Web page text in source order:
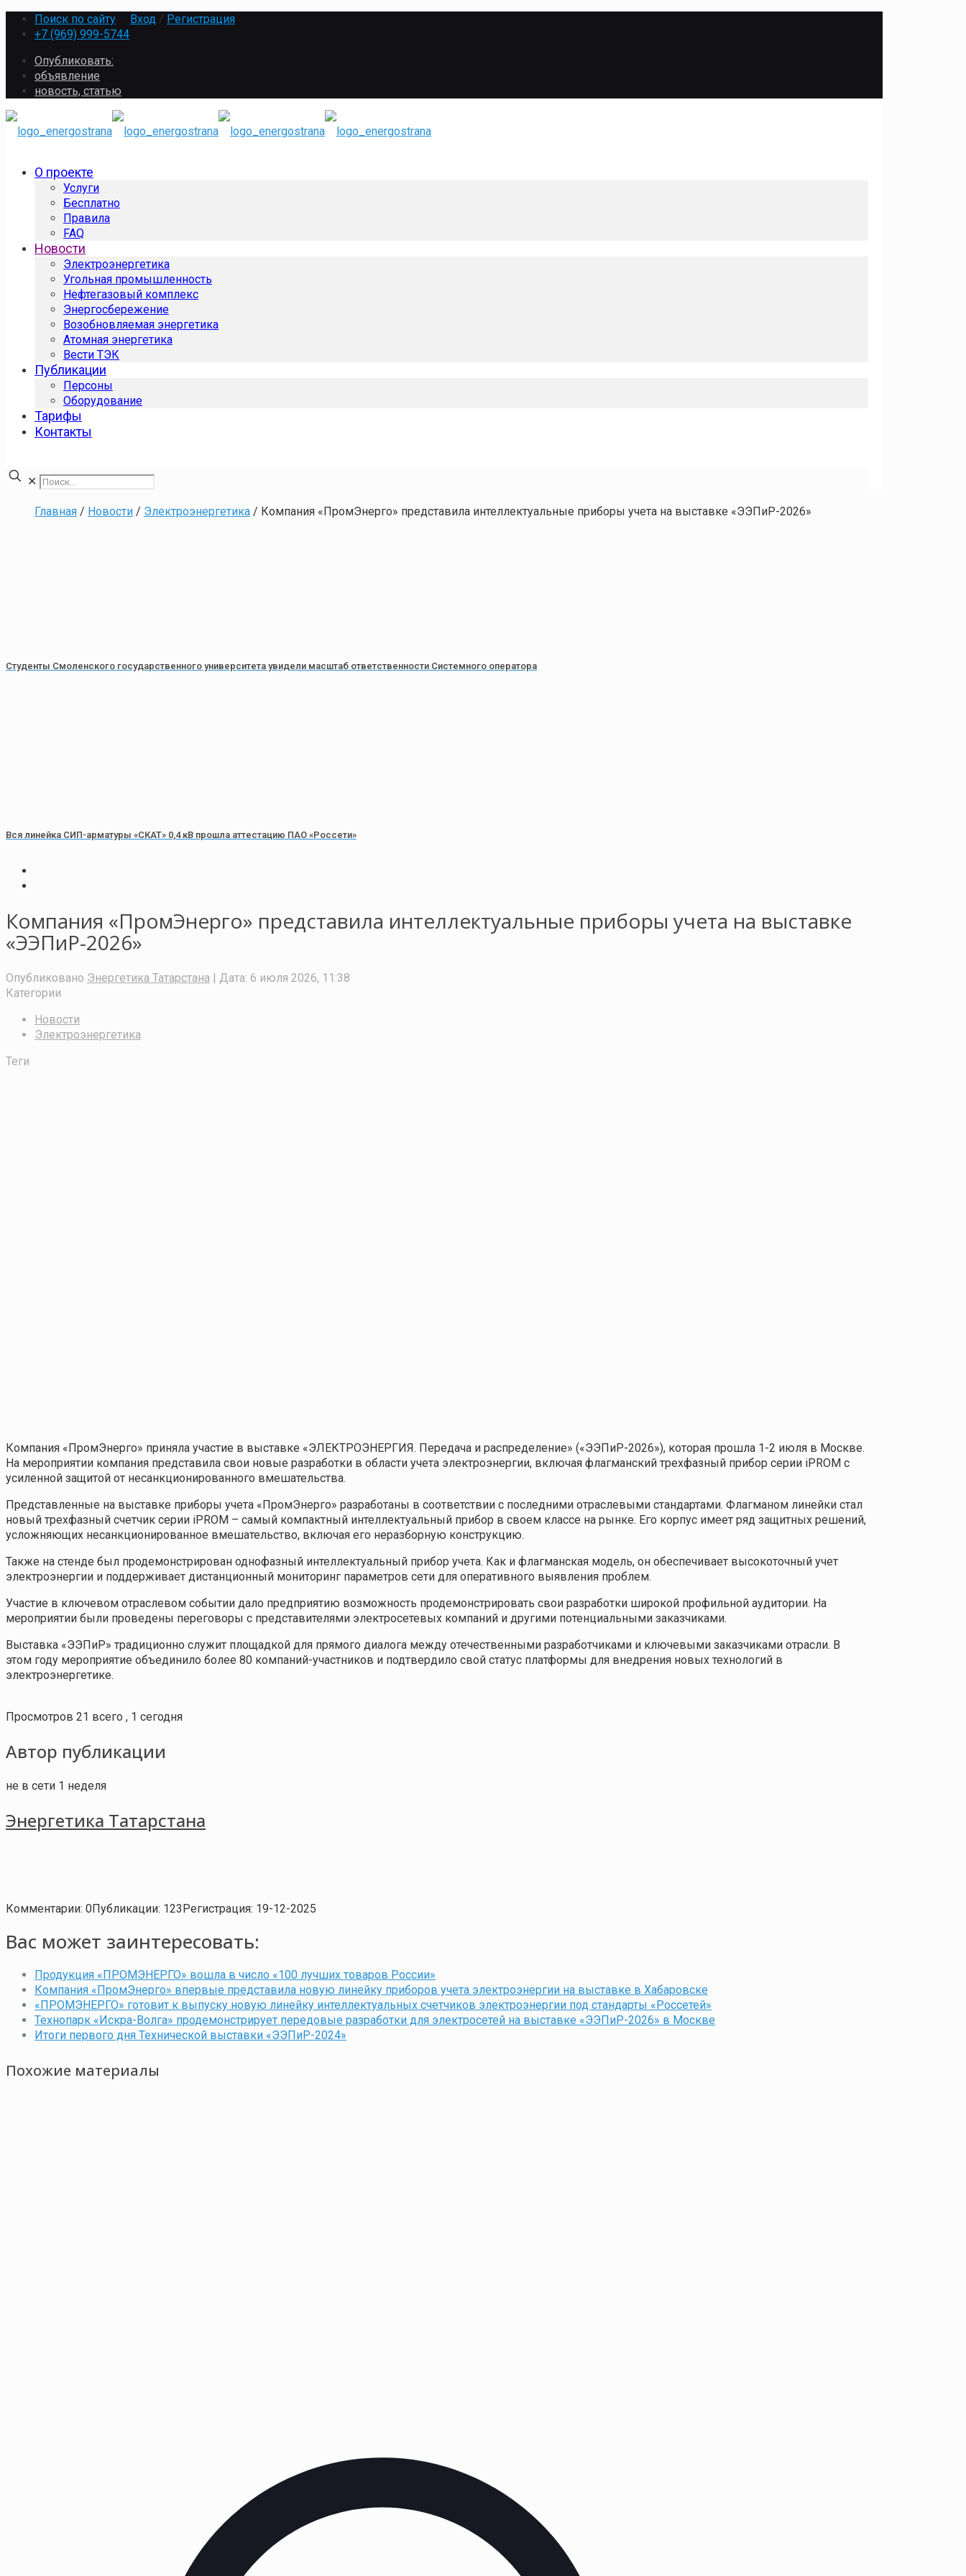
Поиск по сайту Вход / Регистрация
+7 (969) 999-5744
Опубликовать:
объявление
новость, статью
О проекте
Услуги
Бесплатно
Правила
FAQ
Новости
Электроэнергетика
Угольная промышленность
Нефтегазовый комплекс
Энергосбережение
Возобновляемая энергетика
Атомная энергетика
Вести ТЭК
Публикации
Персоны
Оборудование
Тарифы
Контакты
✕
Главная / Новости / Электроэнергетика / Компания «ПромЭнерго» представила интеллектуальные приборы учета на выставке «ЭЭПиР-2026»
Студенты Смоленского государственного университета увидели масштаб ответственности Системного оператора
Вся линейка СИП-арматуры «СКАТ» 0,4 кВ прошла аттестацию ПАО «Россети»
Компания «ПромЭнерго» представила интеллектуальные приборы учета на выставке
«ЭЭПиР-2026»
Опубликовано Энергетика Татарстана | Дата: 6 июля 2026, 11:38
Категории
Новости
Электроэнергетика
Теги
Компания «ПромЭнерго» приняла участие в выставке «ЭЛЕКТРОЭНЕРГИЯ. Передача и распределение» («ЭЭПиР-2026»), которая прошла 1-2 июля в Москве.
На мероприятии компания представила свои новые разработки в области учета электроэнергии, включая флагманский трехфазный прибор серии iPROM с
усиленной защитой от несанкционированного вмешательства.
Представленные на выставке приборы учета «ПромЭнерго» разработаны в соответствии с последними отраслевыми стандартами. Флагманом линейки стал
новый трехфазный счетчик серии iPROM – самый компактный интеллектуальный прибор в своем классе на рынке. Его корпус имеет ряд защитных решений,
усложняющих несанкционированное вмешательство, включая его неразборную конструкцию.
Также на стенде был продемонстрирован однофазный интеллектуальный прибор учета. Как и флагманская модель, он обеспечивает высокоточный учет
электроэнергии и поддерживает дистанционный мониторинг параметров сети для оперативного выявления проблем.
Участие в ключевом отраслевом событии дало предприятию возможность продемонстрировать свои разработки широкой профильной аудитории. На
мероприятии были проведены переговоры с представителями электросетевых компаний и другими потенциальными заказчиками.
Выставка «ЭЭПиР» традиционно служит площадкой для прямого диалога между отечественными разработчиками и ключевыми заказчиками отрасли. В
этом году мероприятие объединило более 80 компаний-участников и подтвердило свой статус платформы для внедрения новых технологий в
электроэнергетике.
Просмотров 21 всего , 1 сегодня
Автор публикации
не в сети 1 неделя
Энергетика Татарстана
Комментарии: 0Публикации: 123Регистрация: 19-12-2025
Вас может заинтересовать:
Продукция «ПРОМЭНЕРГО» вошла в число «100 лучших товаров России»
Компания «ПромЭнерго» впервые представила новую линейку приборов учета электроэнергии на выставке в Хабаровске
«ПРОМЭНЕРГО» готовит к выпуску новую линейку интеллектуальных счетчиков электроэнергии под стандарты «Россетей»
Технопарк «Искра-Волга» продемонстрирует передовые разработки для электросетей на выставке «ЭЭПиР-2026» в Москве
Итоги первого дня Технической выставки «ЭЭПиР-2024»
Похожие материалы